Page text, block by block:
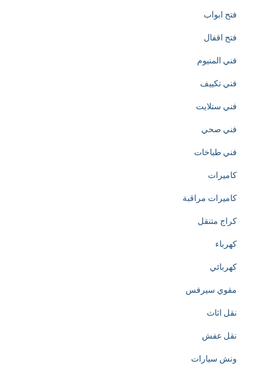
h
p
s
w
w
w
s
o
c
فتح ابواب
فتح اقفال
فني المنيوم
فني تكييف
فني ستلايت
فني صحي
فني طباخات
كاميرات
كاميرات مراقبة
كراج متنقل
كهرباء
كهربائي
مقوي سيرفس
نقل اثاث
نقل عفش
ونش سيارات